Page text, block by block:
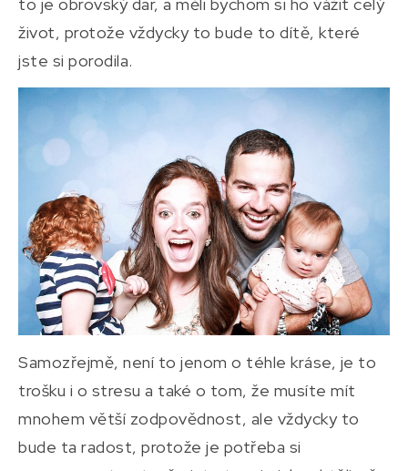
život, protože vždycky to bude to dítě, které
jste si porodila.
Samozřejmě, není to jenom o téhle kráse, je to
trošku i o stresu a také o tom, že musíte mít
mnohem větší zodpovědnost, ale vždycky to
bude ta radost, protože je potřeba si